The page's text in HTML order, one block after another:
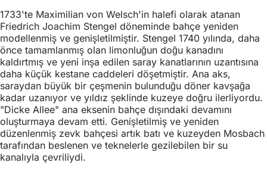
1733'te Maximilian von Welsch'in halefi olarak atanan
Friedrich Joachim Stengel döneminde bahçe yeniden
modellenmiş ve genişletilmiştir. Stengel 1740 yılında, daha
önce tamamlanmış olan limonluğun doğu kanadını
kaldırtmış ve yeni inşa edilen saray kanatlarının uzantısına
daha küçük kestane caddeleri döşetmiştir. Ana aks,
saraydan büyük bir çeşmenin bulunduğu döner kavşağa
kadar uzanıyor ve yıldız şeklinde kuzeye doğru ilerliyordu.
"Dicke Allee" ana eksenin bahçe dışındaki devamını
oluşturmaya devam etti. Genişletilmiş ve yeniden
düzenlenmiş zevk bahçesi artık batı ve kuzeyden Mosbach
tarafından beslenen ve teknelerle gezilebilen bir su
kanalıyla çevriliydi.